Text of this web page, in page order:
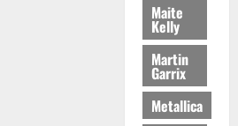
Maite
Kelly
Martin
Garrix
Metallica